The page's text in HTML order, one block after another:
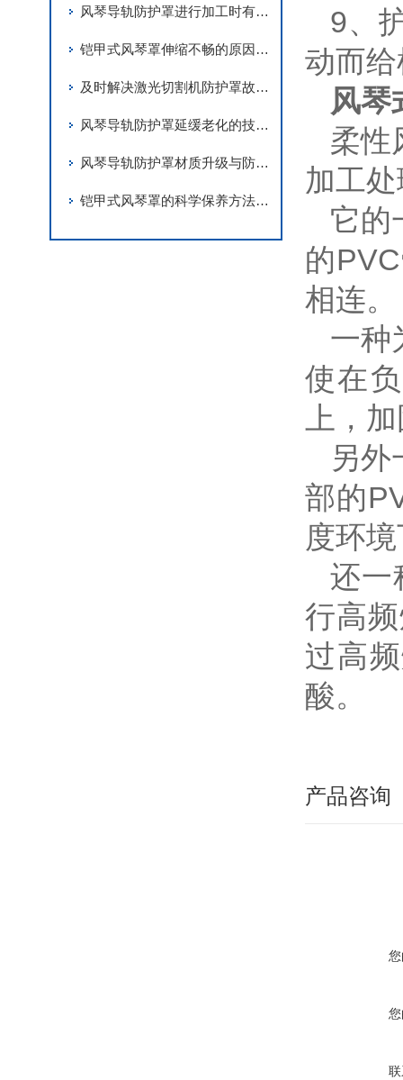
风琴导轨防护罩进行加工时有哪些要求
铠甲式风琴罩伸缩不畅的原因有哪些？
及时解决激光切割机防护罩故障是实现长期稳定防护的关键
风琴导轨防护罩延缓老化的技术手段
风琴导轨防护罩材质升级与防护优化
铠甲式风琴罩的科学保养方法分享
9、
动而
风琴
柔性
加工
它的
的
相连。
一种
使在
上，
另
部的
度环
还一
行高
过高
酸。
产品咨询